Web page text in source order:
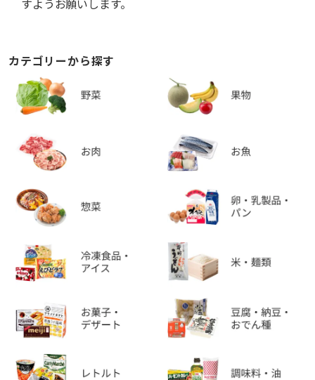
すようお願いします。
カテゴリーから探す